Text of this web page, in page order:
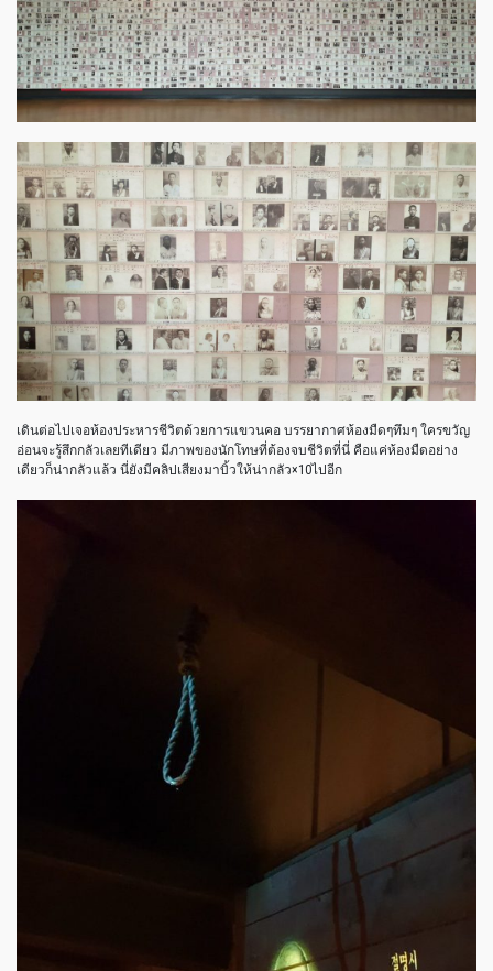
เดินต่อไปเจอห้องประหารชีวิตด้วยการแขวนคอ บรรยากาศห้องมืดๆทึมๆ ใครขวัญ
อ่อนจะรู้สึกกลัวเลยทีเดียว มีภาพของนักโทษที่ต้องจบชีวิตที่นี่ คือแค่ห้องมืดอย่าง
เดียวก็น่ากลัวแล้ว นี่ยังมีคลิปเสียงมาบิ้วให้น่ากลัว×10ไปอีก